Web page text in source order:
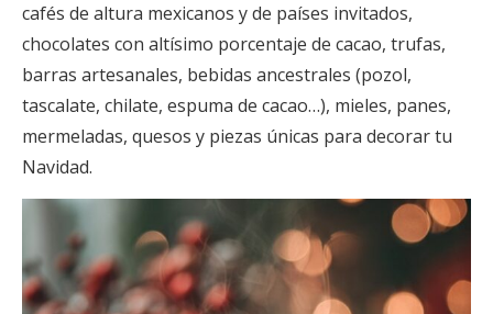
cafés de altura mexicanos y de países invitados,
chocolates con altísimo porcentaje de cacao, trufas,
barras artesanales, bebidas ancestrales (pozol,
tascalate, chilate, espuma de cacao…), mieles, panes,
mermeladas, quesos y piezas únicas para decorar tu
Navidad.